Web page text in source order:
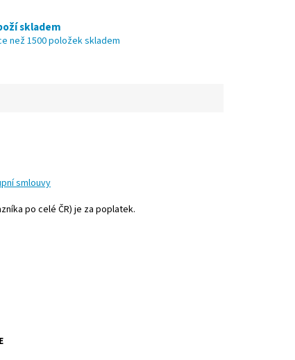
skladem
než 1500 položek skladem
smlouvy
po celé ČR) je za poplatek.